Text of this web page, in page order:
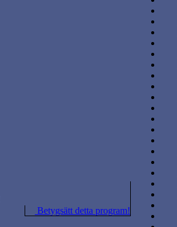
Betygsätt detta program!